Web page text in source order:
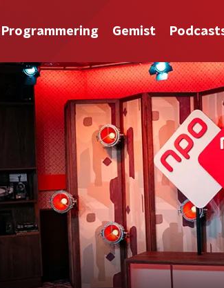
Programmering Gemist